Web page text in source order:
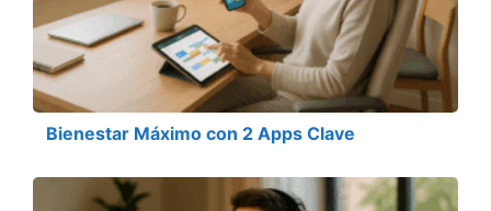
Bienestar Máximo con 2 Apps Clave